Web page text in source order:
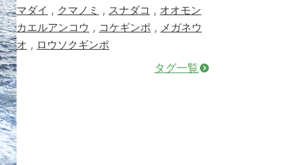
マダイ , クマノミ , スナダコ , オオモン
カエルアンコウ , コケギンポ , メガネウ
オ , ロウソクギンポ
タグ一覧